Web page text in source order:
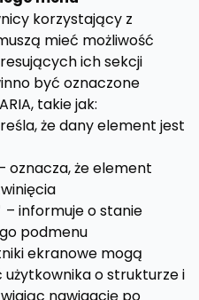
korzystający z
mieć możliwość
ich sekcji
być oznaczone
takie jak:
że dany element jest
oznacza, że element
– informuje o stanie
podmenu
ekranowe mogą
o strukturze i